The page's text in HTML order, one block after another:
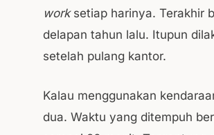
work setiap harinya. Terakhir
delapan tahun lalu. Itupun
setelah pulang kantor.
Kalau menggunakan
dua. Waktu yang ditempuh